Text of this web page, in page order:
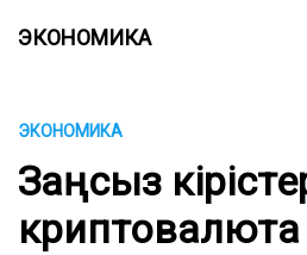
ЭКОНОМИКА
ЭКОНОМИКА
Заңсыз